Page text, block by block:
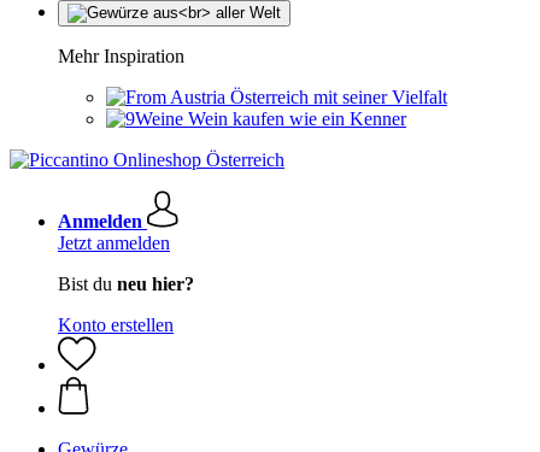
Mehr Inspiration
Österreich mit seiner Vielfalt
Wein kaufen wie ein Kenner
Anmelden
Jetzt anmelden
Bist du neu hier?
Konto erstellen